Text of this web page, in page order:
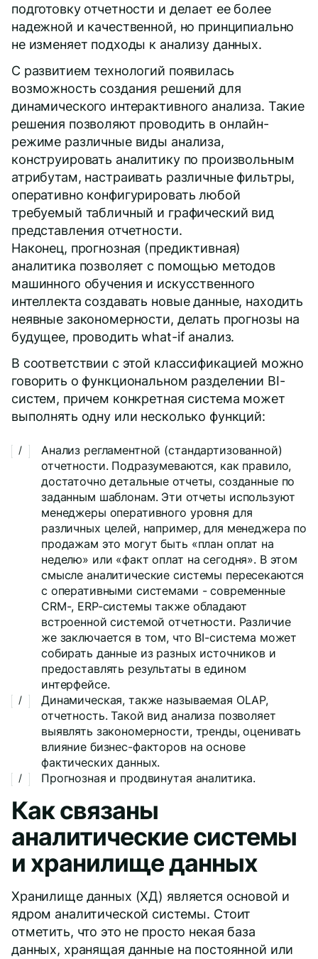
подготовку отчетности и делает ее более
надежной и качественной, но принципиально
не изменяет подходы к анализу данных.
С развитием технологий появилась
возможность создания решений для
динамического интерактивного анализа. Такие
решения позволяют проводить в онлайн-
режиме различные виды анализа,
конструировать аналитику по произвольным
атрибутам, настраивать различные фильтры,
оперативно конфигурировать любой
требуемый табличный и графический вид
представления отчетности.
Наконец, прогнозная (предиктивная)
аналитика позволяет с помощью методов
машинного обучения и искусственного
интеллекта создавать новые данные, находить
неявные закономерности, делать прогнозы на
будущее, проводить what-if анализ.
В соответствии с этой классификацией можно
говорить о функциональном разделении BI-
систем, причем конкретная система может
выполнять одну или несколько функций:
Анализ регламентной (стандартизованной)
отчетности. Подразумеваются, как правило,
достаточно детальные отчеты, созданные по
заданным шаблонам. Эти отчеты используют
менеджеры оперативного уровня для
различных целей, например, для менеджера по
продажам это могут быть «план оплат на
неделю» или «факт оплат на сегодня». В этом
смысле аналитические системы пересекаются
с оперативными системами - современные
CRM-, ERP-системы также обладают
встроенной системой отчетности. Различие
же заключается в том, что BI-система может
собирать данные из разных источников и
предоставлять результаты в едином
интерфейсе.
Динамическая, также называемая OLAP,
отчетность. Такой вид анализа позволяет
выявлять закономерности, тренды, оценивать
влияние бизнес-факторов на основе
фактических данных.
Прогнозная и продвинутая аналитика.
Как связаны
аналитические системы
и хранилище данных
Хранилище данных (ХД) является основой и
ядром аналитической системы. Стоит
отметить, что это не просто некая база
данных, хранящая данные на постоянной или